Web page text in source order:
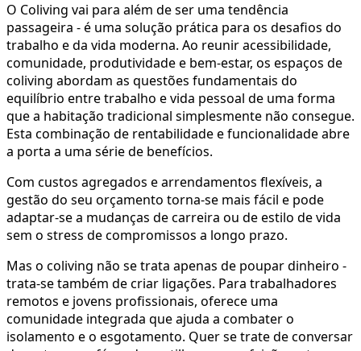
O Coliving vai para além de ser uma tendência
passageira - é uma solução prática para os desafios do
trabalho e da vida moderna. Ao reunir acessibilidade,
comunidade, produtividade e bem-estar, os espaços de
coliving abordam as questões fundamentais do
equilíbrio entre trabalho e vida pessoal de uma forma
que a habitação tradicional simplesmente não consegue.
Esta combinação de rentabilidade e funcionalidade abre
a porta a uma série de benefícios.
Com custos agregados e arrendamentos flexíveis, a
gestão do seu orçamento torna-se mais fácil e pode
adaptar-se a mudanças de carreira ou de estilo de vida
sem o stress de compromissos a longo prazo.
Mas o coliving não se trata apenas de poupar dinheiro -
trata-se também de criar ligações. Para trabalhadores
remotos e jovens profissionais, oferece uma
comunidade integrada que ajuda a combater o
isolamento e o esgotamento. Quer se trate de conversar